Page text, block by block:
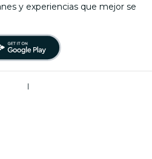
y experiencias que mejor se
|